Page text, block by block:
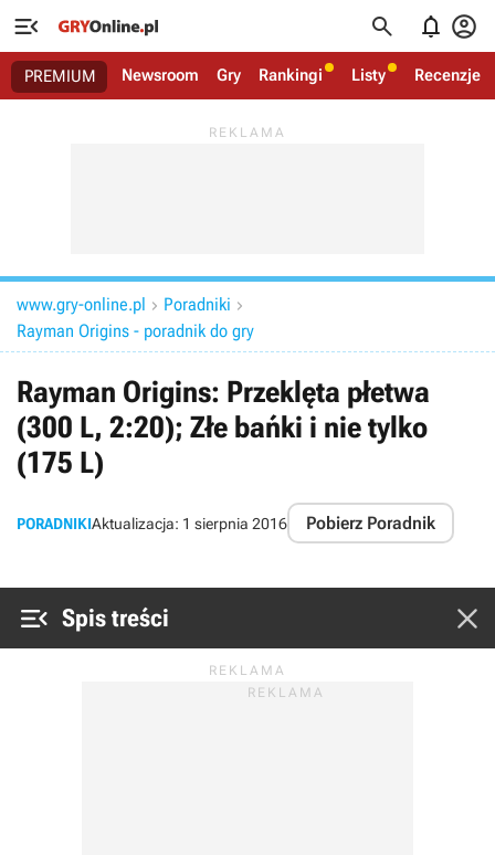
   
PREMIUM Newsroom Gry Rankingi Listy Recenzje
www.gry-online.pl  Poradniki 
Rayman Origins - poradnik do gry
Rayman Origins: Przeklęta płetwa
(300 L, 2:20); Złe bańki i nie tylko
(175 L)
PORADNIKIAktualizacja: 1 sierpnia 2016 Pobierz Poradnik
 Spis treści 